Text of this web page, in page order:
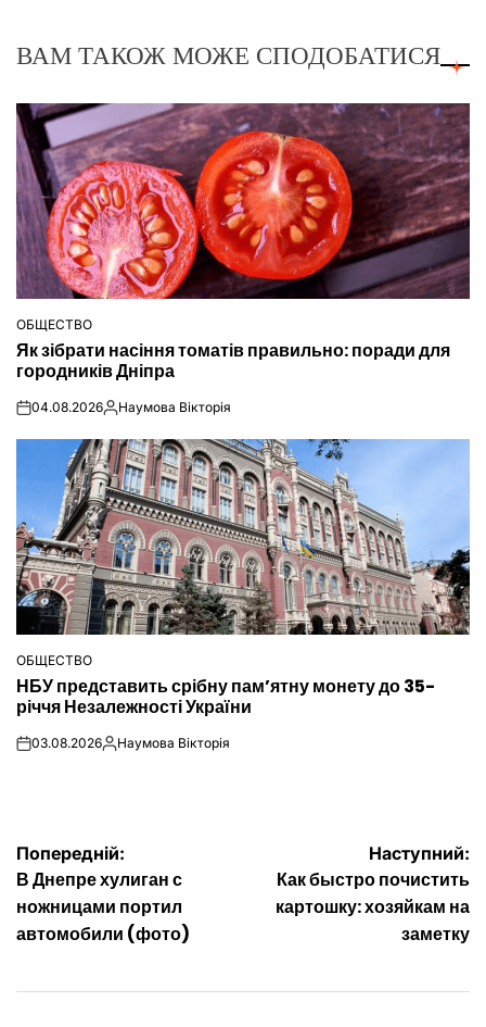
ВАМ ТАКОЖ МОЖЕ СПОДОБАТИСЯ
ОПУБЛІКУВАТИ
У
ОБЩЕСТВО
Як зібрати насіння томатів правильно: поради для
городників Дніпра
on04.08.2026Опубліковано
Наумова Вікторія
ОПУБЛІКУВАТИ
У
ОБЩЕСТВО
НБУ представить срібну пам’ятну монету до 35-
річчя Незалежності України
on03.08.2026Опубліковано
Наумова Вікторія
Навігація
записів
Попередній:
В Днепре хулиган с
ножницами портил
автомобили (фото)
Наступний:
Как быстро почистить
картошку: хозяйкам на
заметку